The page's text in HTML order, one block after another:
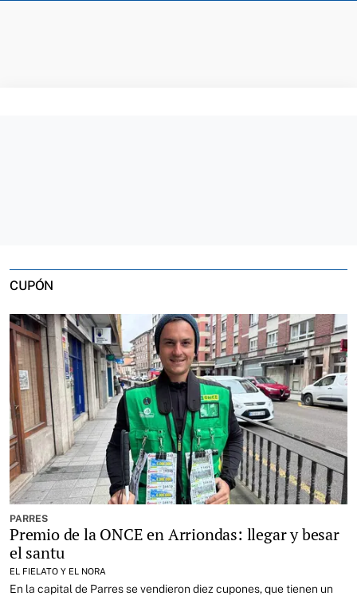
CUPÓN
PARRES
Premio de la ONCE en Arriondas: llegar y besar
el santu
EL FIELATO Y EL NORA
En la capital de Parres se vendieron diez cupones, que tienen un